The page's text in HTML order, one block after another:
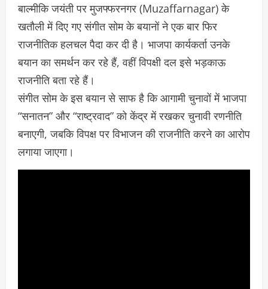
बाल्मीकि जयंती पर मुजफ्फरनगर (Muzaffarnagar) के
खतौली में दिए गए संगीत सोम के बयानों ने एक बार फिर
राजनीतिक हलचल पैदा कर दी है। भाजपा कार्यकर्ता उनके
बयान का समर्थन कर रहे हैं, वहीं विपक्षी दल इसे भड़काऊ
राजनीति बता रहे हैं।
संगीत सोम के इस बयान से साफ है कि आगामी चुनावों में भाजपा
“सनातन” और “राष्ट्रवाद” को केंद्र में रखकर चुनावी रणनीति
बनाएगी, जबकि विपक्ष पर विभाजन की राजनीति करने का आरोप
लगाया जाएगा।